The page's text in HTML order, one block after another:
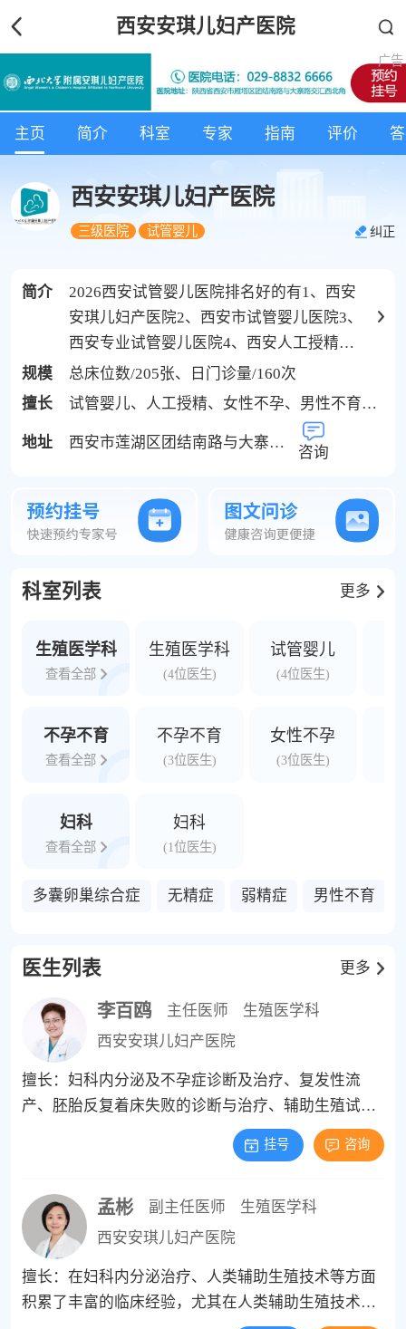
西安安琪儿妇产医院
主页 简介 科室 专家 指南 评价
西安安琪儿妇产医院
三级医院 试管婴儿 纠正
简介
2026西安试管婴儿医院排名好的有1、西安
安琪儿妇产医院2、西安市试管婴儿医院3、
西安专业试管婴儿医院4、西安人工授精医
院。西安安琪儿妇产医院作为一家连锁医疗
机构，西北大学附属安琪儿妇产医院 | 西安
安琪儿妇产医院致力于为中外家庭，提供孕
前、生殖不孕、人工授精、试管婴儿、人工
性身心健康的一站式医疗服务。安琪儿以"提
供卓越的医疗服务，为母婴创造尽善尽美的
健康世界"为使命，凝聚了原西安交通大学医
军医大学第二附属医院唐都医院、西安交大
更有保障！ 西安安琪儿已获得开展人类辅助
生殖技术资质，生殖医学中心拥有强有力的
生导师，副主任医师1名，副主任技师1名，
主治医师3名及本学科医、护、技术人员15
验室、生殖内分泌实验室等专业科室，开展
男女不孕不育的病因学诊断；孕前检查；监
治；妇科内分泌疾病如子宫异常出血、月经
关的生殖外科手术如宫腔镜、腹腔镜手术、
宮腹腔镜联合手术处理宫腔粘连、子宫肌
输卵管积水、输卵管梗阻、盆腔粘连、卵巢
良性肿瘤、生殖器官先天发育异常等；夫精
人工授精技术；并设有中西医结合治疗不孕
不育及流产的特色专科。
规模
总床位数/205张、日门诊量/160次
擅长
试管婴儿、人工授精、女性不孕、男性不育、妇科内分泌疾病、不孕不育
地址 西安市莲湖区团结南路与大寨路十字西北角
咨询
科室列表 更多
生殖医学科
查看全部
生殖医学科
(4位医生)
试管婴儿
(4位医生)
不孕不育
查看全部
不孕不育
(3位医生)
女性不孕
(3位医生)
妇科
查看全部
妇科
(1位医生)
多囊卵巢综合症 无精症 弱精症 男性不育
医生列表 更多
李百鸥 主任医师
生殖医学科
西安安琪儿妇产医院
擅长：妇科内分泌及不孕症诊断及治疗、复发性流
产、胚胎反复着床失败的诊断与治疗、辅助生殖试管
婴儿助孕，制定个性化促排卵方案，能够预防及处理I
VF助孕周期的合并症及并发症,有效预防OHSS发生、
的见解与移植策略。
挂号 咨询
孟彬 副主任医师
生殖医学科
西安安琪儿妇产医院
擅长：在妇科内分泌治疗、人类辅助生殖技术等方面
积累了丰富的临床经验，尤其在人类辅助生殖技术领